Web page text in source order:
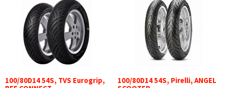
100/80D14 54S, TVS Eurogrip,
100/80D14 54S, Pirelli, ANGEL